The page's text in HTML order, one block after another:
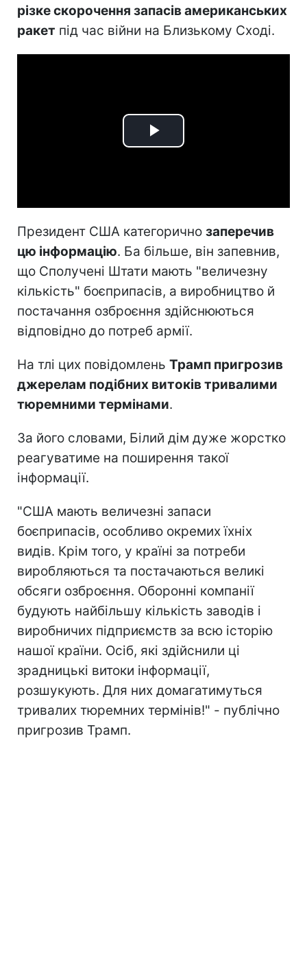
різке скорочення запасів американських
ракет під час війни на Близькому Сході.
Play
Президент США категорично заперечив
цю інформацію. Ба більше, він запевнив,
що Сполучені Штати мають "величезну
кількість" боєприпасів, а виробництво й
постачання озброєння здійснюються
відповідно до потреб армії.
На тлі цих повідомлень Трамп пригрозив
джерелам подібних витоків тривалими
тюремними термінами.
За його словами, Білий дім дуже жорстко
реагуватиме на поширення такої
інформації.
"США мають величезні запаси
боєприпасів, особливо окремих їхніх
видів. Крім того, у країні за потреби
виробляються та постачаються великі
обсяги озброєння. Оборонні компанії
будують найбільшу кількість заводів і
виробничих підприємств за всю історію
нашої країни. Осіб, які здійснили ці
зрадницькі витоки інформації,
розшукують. Для них домагатимуться
тривалих тюремних термінів!" - публічно
пригрозив Трамп.